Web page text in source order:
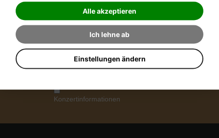
Alle akzeptieren
Ich lehne ab
Einstellungen ändern
NEWSLETTER ANMELDUNG
Konzertinformationen
ABONNIEREN